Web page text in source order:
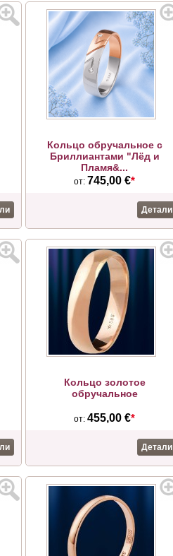
Кольцо обручальное с
Бриллиантами "Лёд и
Пламя&...
от: 745,00 €*
Детали
Кольцо золотое
обручальное
от:455,00 €*
Детали